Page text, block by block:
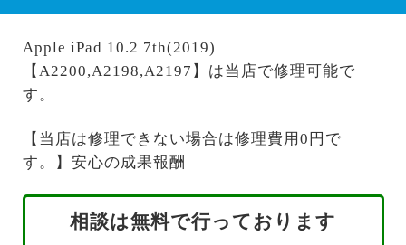
Apple iPad 10.2 7th(2019)
【A2200,A2198,A2197】は当店で修理可能で
す。
【当店は修理できない場合は修理費用0円で
す。】安心の成果報酬
相談は無料で行っております